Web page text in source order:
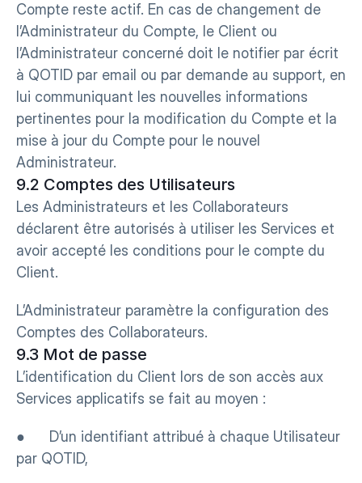
Compte reste actif. En cas de changement de
l’Administrateur du Compte, le Client ou
l’Administrateur concerné doit le notifier par écrit
à QOTID par email ou par demande au support, en
lui communiquant les nouvelles informations
pertinentes pour la modification du Compte et la
mise à jour du Compte pour le nouvel
Administrateur.
9.2 Comptes des Utilisateurs
Les Administrateurs et les Collaborateurs
déclarent être autorisés à utiliser les Services et
avoir accepté les conditions pour le compte du
Client.
L’Administrateur paramètre la configuration des
Comptes des Collaborateurs.
9.3 Mot de passe
L’identification du Client lors de son accès aux
Services applicatifs se fait au moyen :
●      D’un identifiant attribué à chaque Utilisateur
par QOTID,